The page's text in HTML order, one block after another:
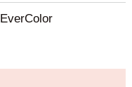
EverColor